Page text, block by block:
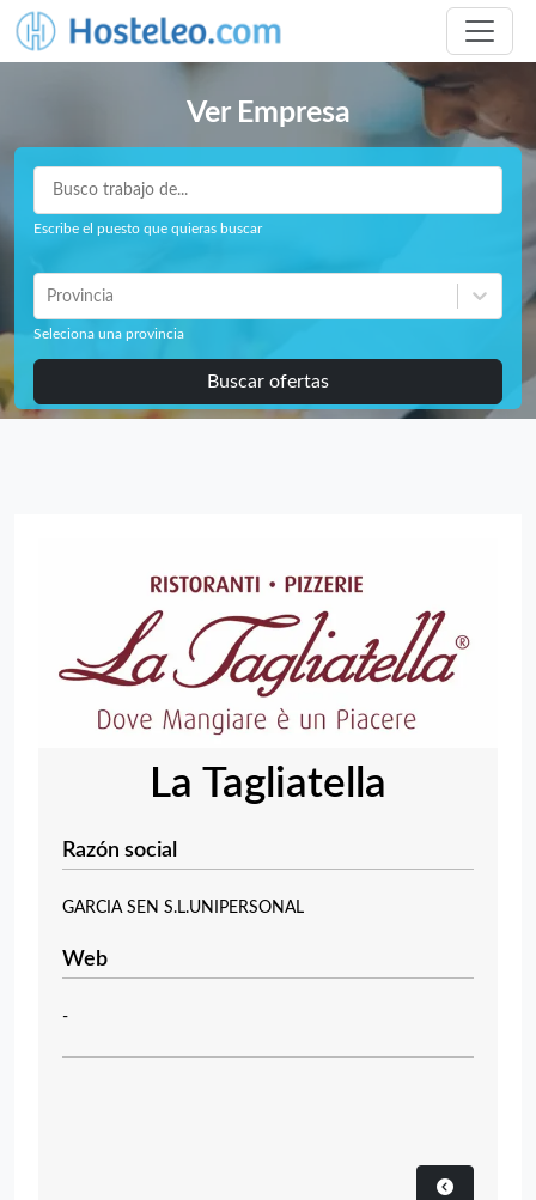
Ver Empresa
Escribe el puesto que quieras buscar
Provincia
Seleciona una provincia
Buscar ofertas
La Tagliatella
Razón social
GARCIA SEN S.L.UNIPERSONAL
Web
-